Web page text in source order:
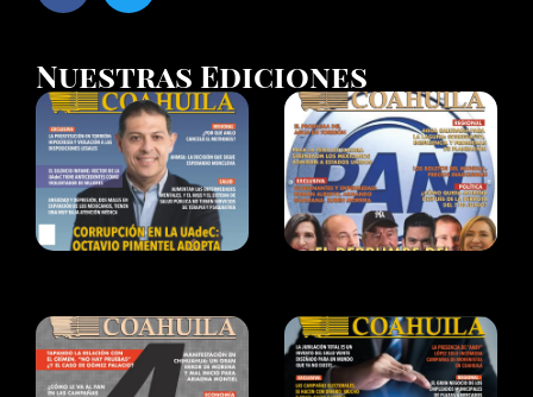
Nuestras Ediciones